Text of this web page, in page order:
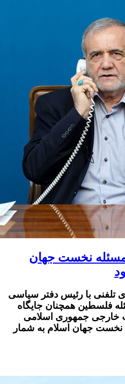
نخست جهان
با رئیس دفتر سیاسی
فلسطین همچنان جایگاه
خارجی جمهوری اسلامی
نخست جهان اسلام به شمار